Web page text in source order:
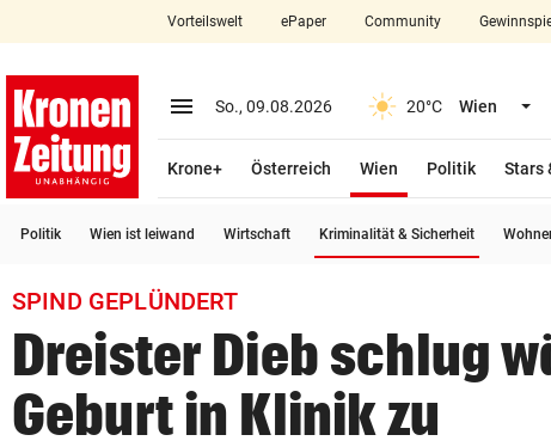
closeSchließen
account_circle Anmelden
arrow_right
arrow_rightBundesland auswählen
bookmark
search
Suchbegriff
eingeben
Vorteilswelt ePaper Community
menu Menü aufklappen
So., 09.08.2026 20°C Wien
Krone+ Österreich Wien
Politik
Stars
Politik Wien ist leiwand Wirtschaft Kriminalität & Sicherheit
SPIND GEPLÜNDERT
Dreister Dieb schlug
Geburt in Klinik zu